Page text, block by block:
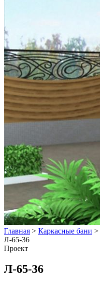
Главная > Каркасные бани >
Л-65-36
Проект
Л-65-36